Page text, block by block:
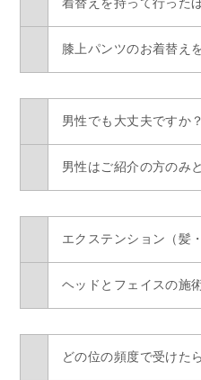
着替えを持って行った
膝上パンツのお着替え
男性でも大丈夫ですか？
男性はご紹介の方のみ
エクステンション（髪
ヘッドとフェイスの施
どの位の頻度で受けた